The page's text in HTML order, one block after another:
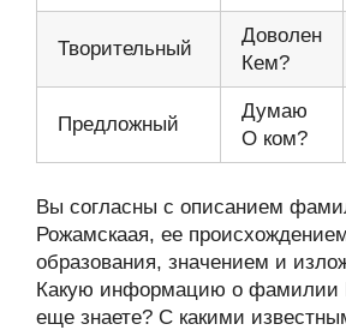
Творительный
Доволен
Кем?
Предложный
Думаю
О ком?
Вы согласны с описанием
Рожамскаая, ее
образования, значением и
Какую информацию о фамилии
еще знаете? С какими